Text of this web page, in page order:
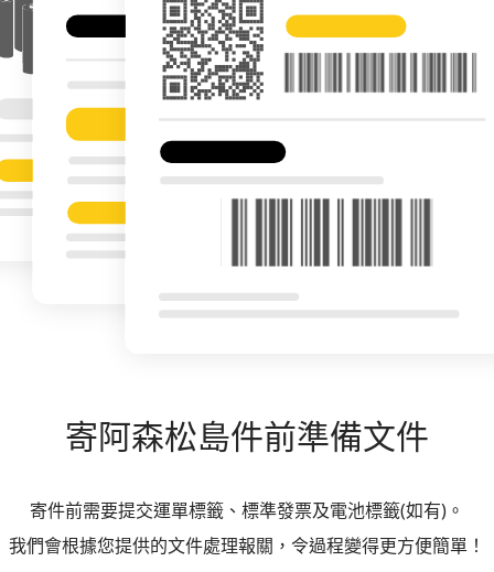
寄阿森松島件前準備文件
寄件前需要提交運單標籤、標準發票及電池標籤(如有)。
我們會根據您提供的文件處理報關，令過程變得更方便簡單！